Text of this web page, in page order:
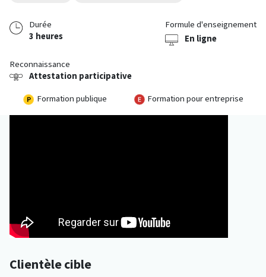
Durée
3 heures
Formule d'enseignement
En ligne
Reconnaissance
Attestation participative
Formation publique
Formation pour entreprise
Clientèle cible